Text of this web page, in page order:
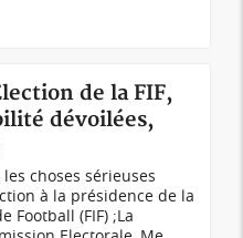
de la FIF,
dévoilées,
choses sérieuses
à la présidence de la
Football (FIF) ;La